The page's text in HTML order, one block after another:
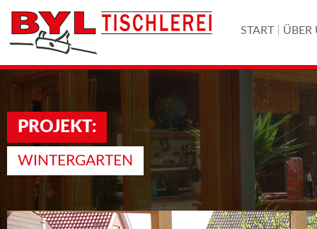
START ÜBER
PROJEKT:
WINTERGARTEN